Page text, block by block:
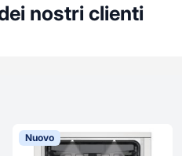
nostri clienti
Nuovo